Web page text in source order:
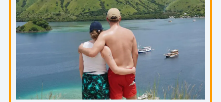
07.00
–
08.00
Start To Padar Island
On the spot Pulau Padar ( Trecking Puncak
Pulau Padar)
10.00